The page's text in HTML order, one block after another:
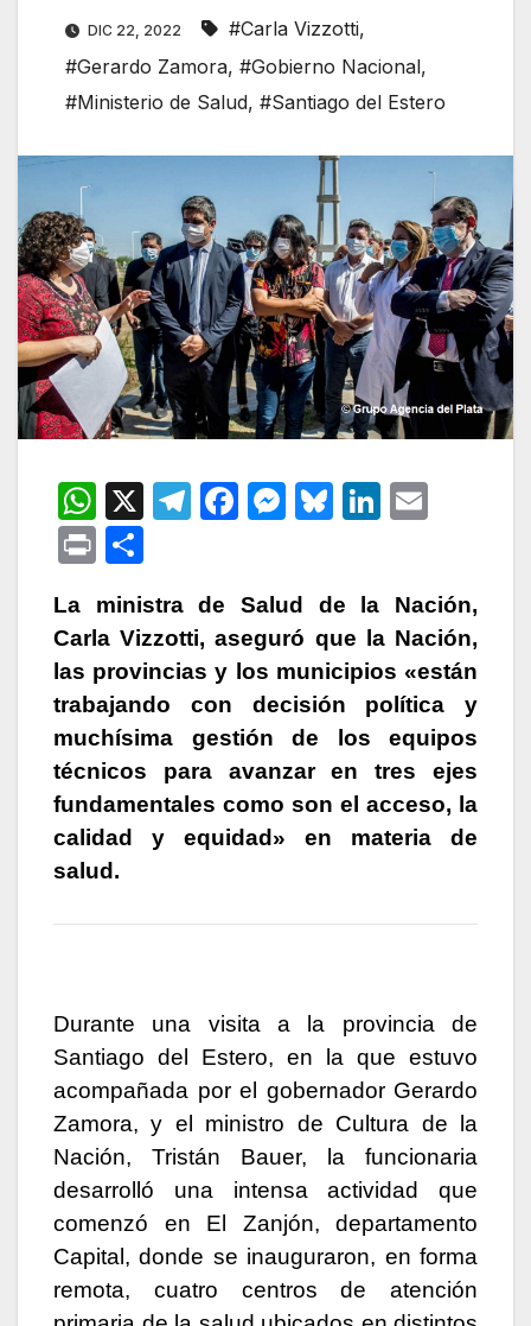
DIC 22, 2022 #Carla Vizzotti,
#Gerardo Zamora, #Gobierno Nacional,
#Ministerio de Salud, #Santiago del Estero
W
h
at
s
A
p
p
X
T
gr
a
m
F
e
b
o
o
k
M
s
e
n
g
er
Bl
s
k
y
Li
e
dI
n
P
nt m
p
ar
tir
La ministra de Salud de la Nación,
Carla Vizzotti, aseguró que la Nación,
las provincias y los municipios «están
trabajando con decisión política y
muchísima gestión de los equipos
técnicos para avanzar en tres ejes
fundamentales como son el acceso, la
calidad y equidad» en materia de
salud.
Durante una visita a la provincia de
Santiago del Estero, en la que estuvo
acompañada por el gobernador Gerardo
Zamora, y el ministro de Cultura de la
Nación, Tristán Bauer, la funcionaria
desarrolló una intensa actividad que
comenzó en El Zanjón, departamento
Capital, donde se inauguraron, en forma
remota, cuatro centros de atención